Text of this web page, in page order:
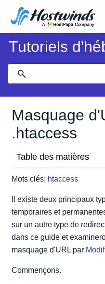
Tutoriels
Masquage
.htaccess
Mots clés: htaccess
Table des matières
Comment créer une
Il existe deux principaux
temporaires et
sur un autre type de
dans ce guide et
masquage d'URL par
Commençons.